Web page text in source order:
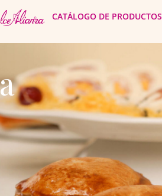
CATÁLOGO DE PRODUCTOS